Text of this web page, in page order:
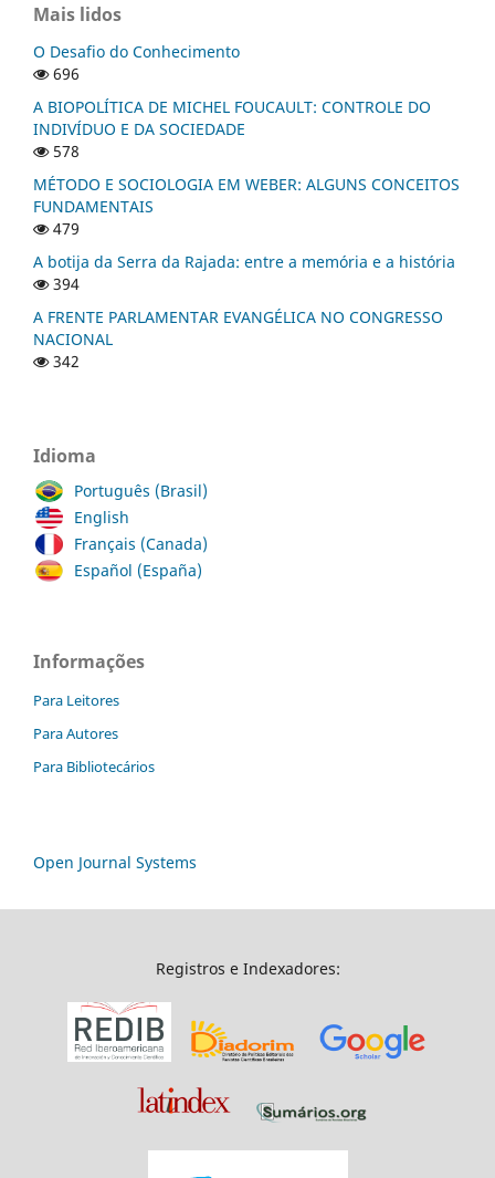
Mais lidos
O Desafio do Conhecimento
696
A BIOPOLÍTICA DE MICHEL FOUCAULT: CONTROLE DO
INDIVÍDUO E DA SOCIEDADE
578
MÉTODO E SOCIOLOGIA EM WEBER: ALGUNS CONCEITOS
FUNDAMENTAIS
479
A botija da Serra da Rajada: entre a memória e a história
394
A FRENTE PARLAMENTAR EVANGÉLICA NO CONGRESSO
NACIONAL
342
Idioma
Português (Brasil)
English
Français (Canada)
Español (España)
Informações
Para Leitores
Para Autores
Para Bibliotecários
Open Journal Systems
Registros e Indexadores: